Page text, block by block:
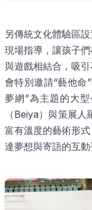
另傳統文化體驗區
現場指導，讓孩子
與遊戲相結合，吸
會特別邀請“藝他命
夢網”為主題的大
（Beiya）與策展
富有溫度的藝術形
達夢想與寄語的互動